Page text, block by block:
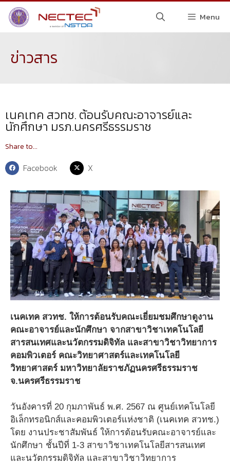
Menu
ข่าวสาร
เนคเทค สวทช. ต้อนรับคณะอาจารย์และ
นักศึกษา มรภ.นครศรีธรรมราช
Share to...
Facebook X
เนคเทค สวทช. ให้การต้อนรับคณะเยี่ยมชมศึกษาดูงาน
คณะอาจารย์และนักศึกษา จากสาขาวิชาเทคโนโลยี
สารสนเทศและนวัตกรรมดิจิทัล และสาขาวิชาวิทยาการ
คอมพิวเตอร์ คณะวิทยาศาสตร์และเทคโนโลยี
วิทยาศาสตร์ มหาวิทยาลัยราชภัฏนครศรีธรรมราช
จ.นครศรีธรรมราช
วันอังคารที่ 20 กุมภาพันธ์ พ.ศ. 2567 ณ ศูนย์เทคโนโลยี
อิเล็กทรอนิกส์และคอมพิวเตอร์แห่งชาติ (เนคเทค สวทช.)
โดย งานประชาสัมพันธ์ ให้การต้อนรับคณะอาจารย์และ
นักศึกษา ชั้นปีที่ 1-3 สาขาวิชาเทคโนโลยีสารสนเทศ
และนวัตกรรมดิจิทัล และสาขาวิชาวิทยาการ